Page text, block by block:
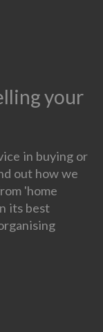
your
in buying or
out how we
'home
its best